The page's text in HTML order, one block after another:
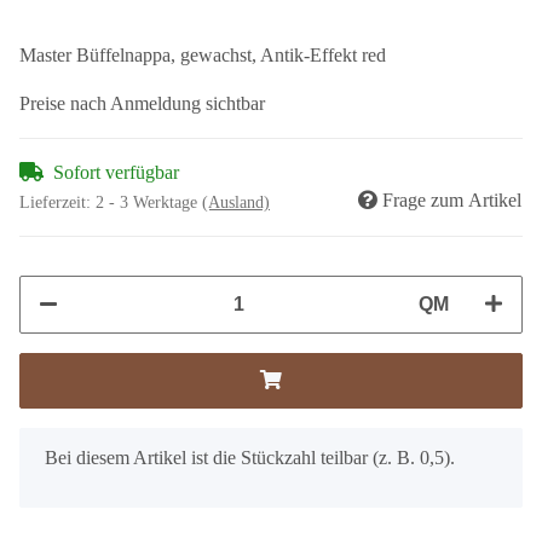
Master Büffelnappa, gewachst, Antik-Effekt red
Preise nach Anmeldung sichtbar
Sofort verfügbar
Lieferzeit: 2 - 3 Werktage (Ausland) Frage zum Artikel
QM
x
Bei diesem Artikel ist die Stückzahl teilbar (z. B. 0,5).